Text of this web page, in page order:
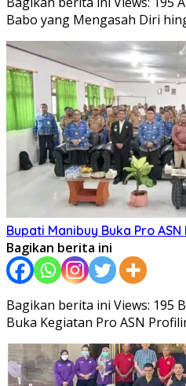
Babo yang Mengasah Diri
Bupati Manibuy Buka Pro
Bagikan berita ini
Bagikan berita ini Views: 195
Buka Kegiatan Pro ASN